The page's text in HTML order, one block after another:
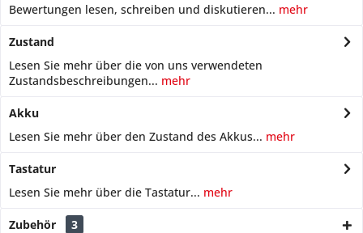
Bewertungen lesen, schreiben und diskutieren... mehr
Zustand
Lesen Sie mehr über die von uns verwendeten
Zustandsbeschreibungen... mehr
Akku
Lesen Sie mehr über den Zustand des Akkus... mehr
Tastatur
Lesen Sie mehr über die Tastatur... mehr
Zubehör 3